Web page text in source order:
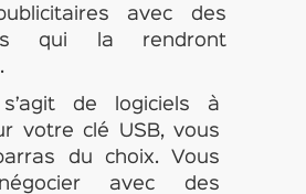
avec des
qui la rendront
de logiciels à
votre clé USB, vous
du choix. Vous
avec des